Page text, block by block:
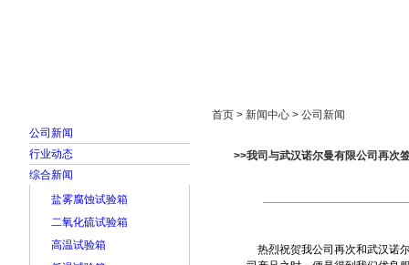
公司新闻
行业动态
综合新闻
盐雾腐蚀试验箱
二氧化硫试验箱
高温试验箱
首页 > 新闻中心 > 公司新闻
>>我司与武汉诺尔曼有限公司再次
热烈祝贺我公司再次和武汉诺